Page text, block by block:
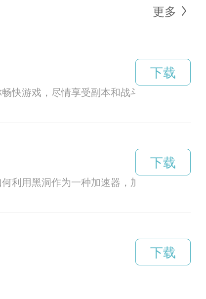
更多
快游戏，尽情享受副本和战斗。
下载
利用黑洞作为一种加速器，加速器的思路和
下载
下载